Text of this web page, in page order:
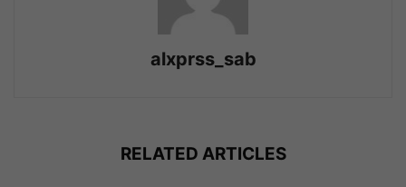
alxprss_sab
RELATED ARTICLES